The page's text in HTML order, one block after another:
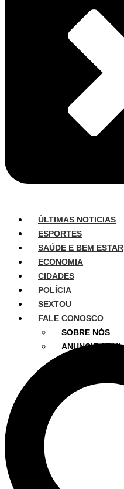
ÚLTIMAS NOTICIAS
ESPORTES
SAÚDE E BEM ESTAR
ECONOMIA
CIDADES
POLÍCIA
SEXTOU
FALE CONOSCO
SOBRE NÓS
ANUNCIE AQUI